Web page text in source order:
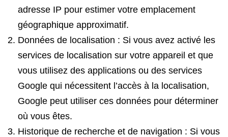
adresse IP pour estimer votre emplacement
géographique approximatif.
Données de localisation : Si vous avez activé les
services de localisation sur votre appareil et que
vous utilisez des applications ou des services
Google qui nécessitent l’accès à la localisation,
Google peut utiliser ces données pour déterminer
où vous êtes.
Historique de recherche et de navigation : Si vous